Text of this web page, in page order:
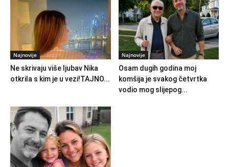
Najnovije
Ne skrivaju više ljubav Nika
otkrila s kim je u vezi!TAJNO...
Najnovije
Osam dugih godina moj
komšija je svakog četvrtka
vodio mog slijepog...